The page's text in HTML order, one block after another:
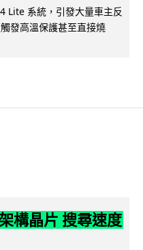
Lite 系統，引發大量車主反
發高溫保護甚至直接燒
構晶片 搜尋速度